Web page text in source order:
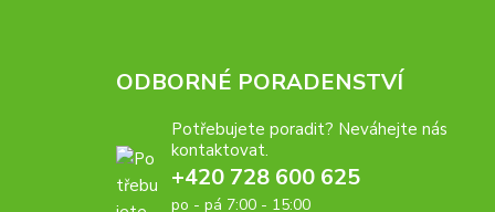
ODBORNÉ PORADENSTVÍ
Potřebujete poradit? Neváhejte nás
kontaktovat.
+420 728 600 625
po - pá 7:00 - 15:00